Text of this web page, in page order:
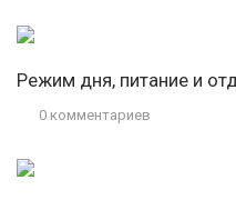
Режим дня, питание и
0 комментариев